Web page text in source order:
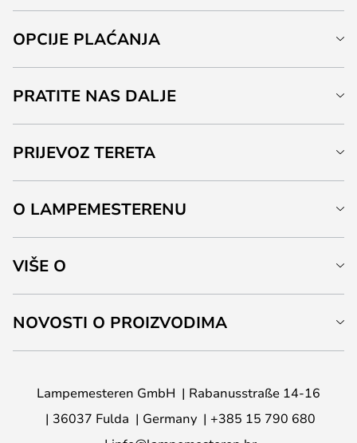
OPCIJE PLAĆANJA
PRATITE NAS DALJE
PRIJEVOZ TERETA
O LAMPEMESTERENU
VIŠE O
NOVOSTI O PROIZVODIMA
Lampemesteren GmbH
Rabanusstraße 14-16
36037 Fulda
Germany
+385 15 790 680